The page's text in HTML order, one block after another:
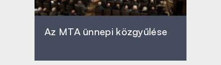
Az MTA ünnepi közgyűlése